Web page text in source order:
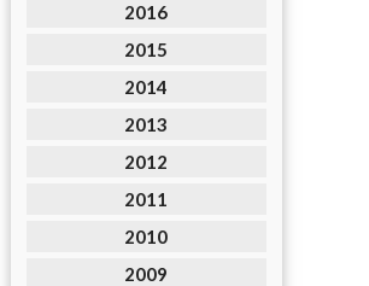
2016
2015
2014
2013
2012
2011
2010
2009